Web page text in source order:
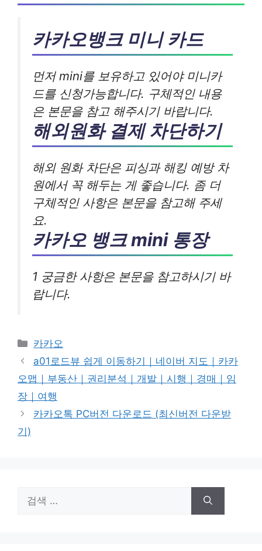
카카오뱅크 미니 카드
먼저 mini를 보유하고 있어야 미니카
드를 신청가능합니다. 구체적인 내용
은 본문을 참고 해주시기 바랍니다.
해외원화 결제 차단하기
해외 원화 차단은 피싱과 해킹 예방 차
원에서 꼭 해두는 게 좋습니다. 좀 더
구체적인 사항은 본문을 참고해 주세
요.
카카오 뱅크 mini 통장
1 궁금한 사항은 본문을 참고하시기 바
랍니다.
카
테
리
카카오
a01로드뷰 쉽게 이동하기｜네이버 지도｜카카
오맵｜부동산｜권리분석｜개발｜시행｜경매｜임
장｜여행
카카오톡 PC버전 다운로드 (최신버전 다운받
기)
색: